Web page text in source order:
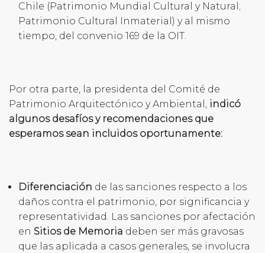
Chile (Patrimonio Mundial Cultural y Natural;
Patrimonio Cultural Inmaterial) y al mismo
tiempo, del convenio 169 de la OIT.
Por otra parte, la presidenta del Comité de
Patrimonio Arquitectónico y Ambiental, indicó
algunos desafíos y recomendaciones que
esperamos sean incluidos oportunamente:
Diferenciación de las sanciones respecto a los
daños contra el patrimonio, por significancia y
representatividad. Las sanciones por afectación
en Sitios de Memoria deben ser más gravosas
que las aplicada a casos generales, se involucra